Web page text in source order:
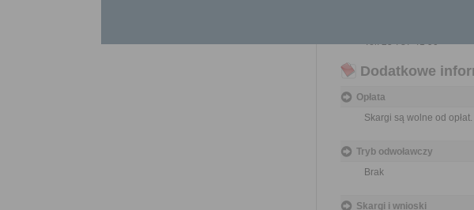
Tel. 25 787 41 90
Dodatkowe
Opłata
Skargi są wolne od opłat.
Tryb odwoławczy
Brak
Skargi i wnioski